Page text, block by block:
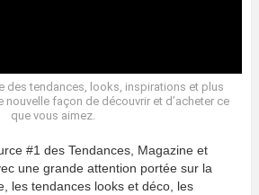
des tendances, looks, inspirations et plus
nouvelle façon de découvrir et d’acheter ce
que vous aimez.
#1 des Tendances, Magazine et
une grande attention portée sur la
les tendances looks et déco, les